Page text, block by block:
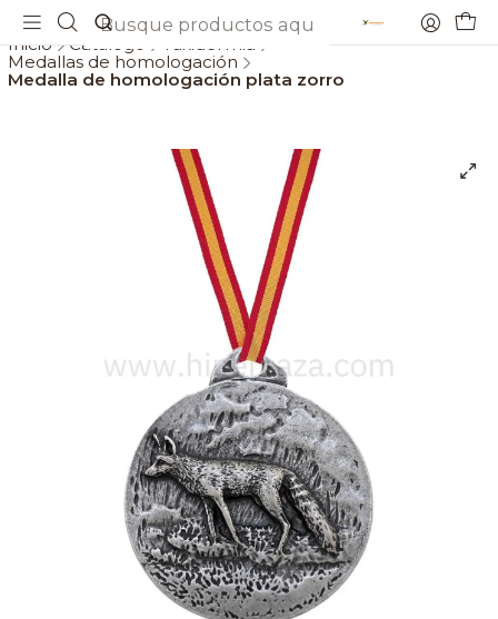
Inicio Catálogo
Medallas de homologación
Medalla de homologación plata zorro